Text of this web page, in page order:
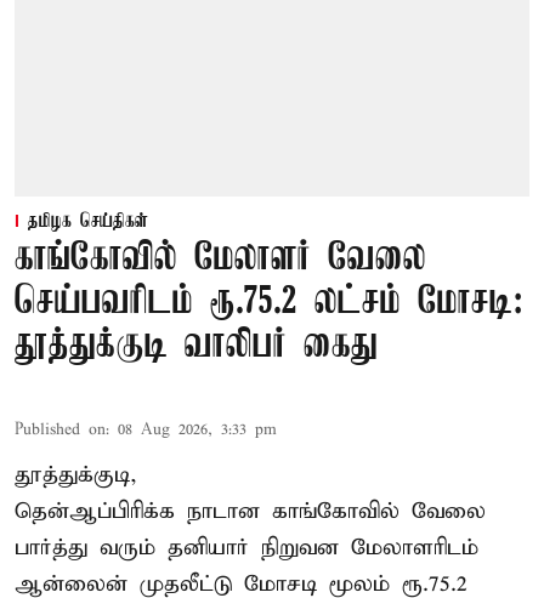
தமிழக செய்திகள்
காங்கோவில் மேலாளர் வேலை
செய்பவரிடம் ரூ.75.2 லட்சம் மோசடி:
தூத்துக்குடி வாலிபர் கைது
Published on: 08 Aug 2026, 3:33 pm
தூத்துக்குடி,
தென்ஆப்பிரிக்க நாடான காங்கோவில் வேலை
பார்த்து வரும் தனியார் நிறுவன மேலாளரிடம்
ஆன்லைன் முதலீட்டு மோசடி மூலம் ரூ.75.2